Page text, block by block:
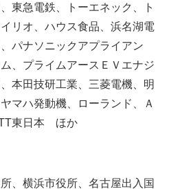
東急電鉄、トーエネック、ト
リオ、ハウス食品、浜名湖電
パナソニックアプライアン
、プライムアースＥＶエナジ
本田技研工業、三菱電機、明
マハ発動機、ローランド、Ａ
東日本 ほか
、横浜市役所、名古屋出入国